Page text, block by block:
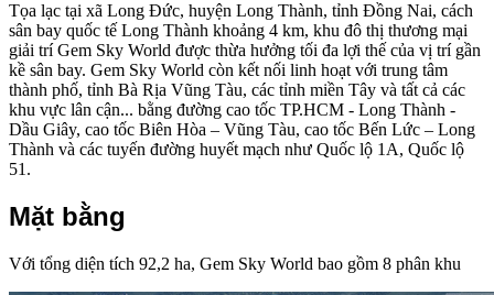
Tọa lạc tại xã Long Đức, huyện Long Thành, tỉnh Đồng Nai, cách
sân bay quốc tế Long Thành khoảng 4 km, khu đô thị thương mại
giải trí Gem Sky World được thừa hưởng tối đa lợi thế của vị trí gần
kề sân bay. Gem Sky World còn kết nối linh hoạt với trung tâm
thành phố, tỉnh Bà Rịa Vũng Tàu, các tỉnh miền Tây và tất cả các
khu vực lân cận... bằng đường cao tốc TP.HCM - Long Thành -
Dầu Giây, cao tốc Biên Hòa – Vũng Tàu, cao tốc Bến Lức – Long
Thành và các tuyến đường huyết mạch như Quốc lộ 1A, Quốc lộ
51.
Mặt bằng
Với tổng diện tích 92,2 ha, Gem Sky World bao gồm 8 phân khu